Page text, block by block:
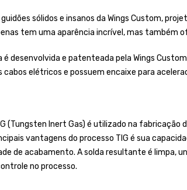
sólidos e insanos da Wings Custom,
tem uma aparência incrível, mas
é desenvolvida e patenteada pela Wings
cabos elétricos e possuem encaixe para
(Tungsten Inert Gas) é utilizado na
vantagens do processo TIG é sua
de acabamento. A solda resultante é limpa,
no processo.